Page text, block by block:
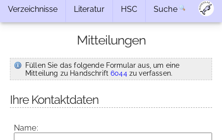
Verzeichnisse Literatur HSC Suche
Mitteilungen
Füllen Sie das folgende Formular aus, um eine
Mitteilung zu Handschrift6044zu verfassen.
Ihre Kontaktdaten
Name: